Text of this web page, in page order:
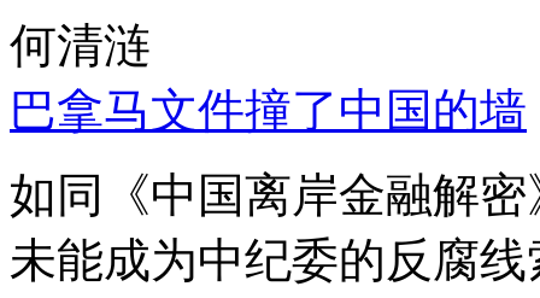
何清涟
巴拿马文件撞了中国的墙
如同《中国离岸金融解
未能成为中纪委的反腐